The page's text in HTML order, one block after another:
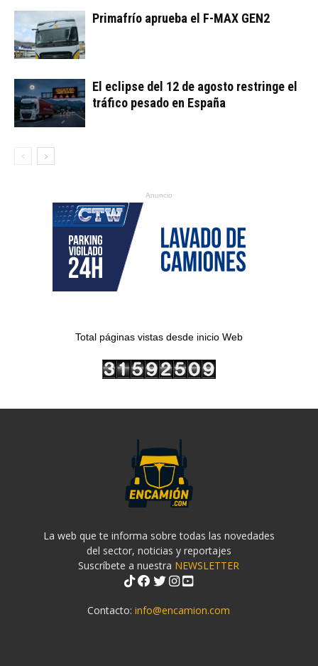
Primafrío aprueba el F-MAX GEN2
El eclipse del 12 de agosto restringe el
tráfico pesado en España
Anuncio
Total páginas vistas desde inicio Web
La web que te informa sobre todas las novedades
del sector, noticias y reportajes
Suscríbete a nuestra NEWSLETTER
Contacto:info@encamion.com